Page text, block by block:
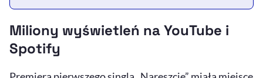
Miliony wyświetleń na YouTube i
Spotify